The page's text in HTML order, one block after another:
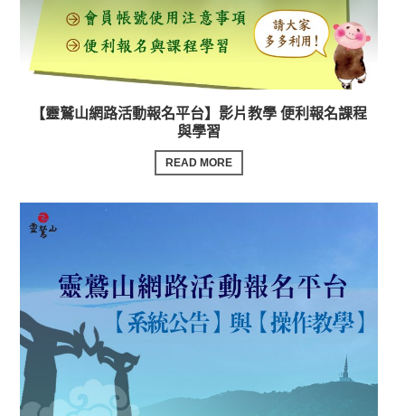
【靈鷲山網路活動報名平台】影片教學 便利報名課程
與學習
READ MORE